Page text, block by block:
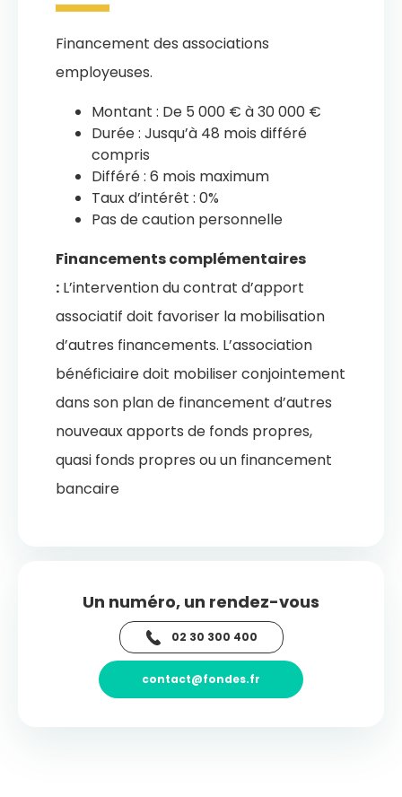
Financement des associations
employeuses.
Montant : De 5 000 € à 30 000 €
Durée : Jusqu’à 48 mois différé
compris
Différé : 6 mois maximum
Taux d’intérêt : 0%
Pas de caution personnelle
Financements complémentaires
: L’intervention du contrat d’apport
associatif doit favoriser la mobilisation
d’autres financements. L’association
bénéficiaire doit mobiliser conjointement
dans son plan de financement d’autres
nouveaux apports de fonds propres,
quasi fonds propres ou un financement
bancaire
Un numéro, un rendez-vous
02 30 300 400
contact@fondes.fr